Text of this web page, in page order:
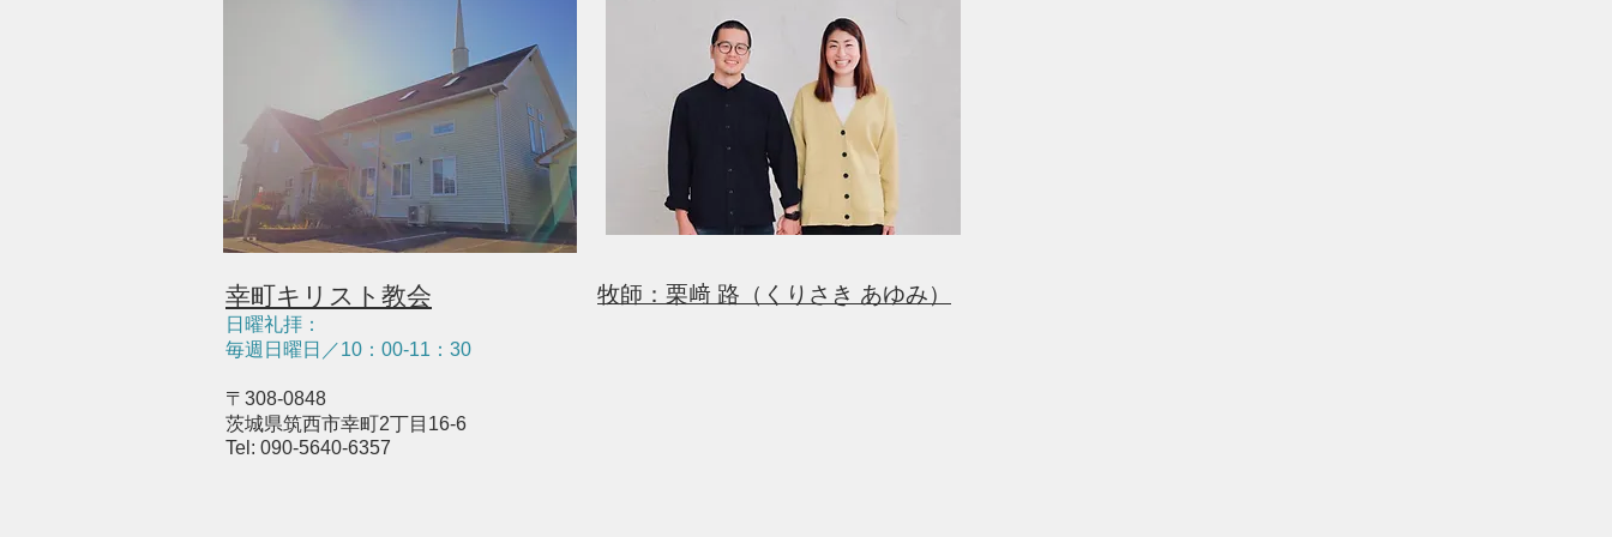
幸町キリスト教会
日曜礼拝：
毎週日曜日／10： 00-11：30
〒308-0848
茨城県筑西市幸町2丁目16-6
Tel: 090-5640-6357
牧師：栗﨑 路（くりさき あゆみ）